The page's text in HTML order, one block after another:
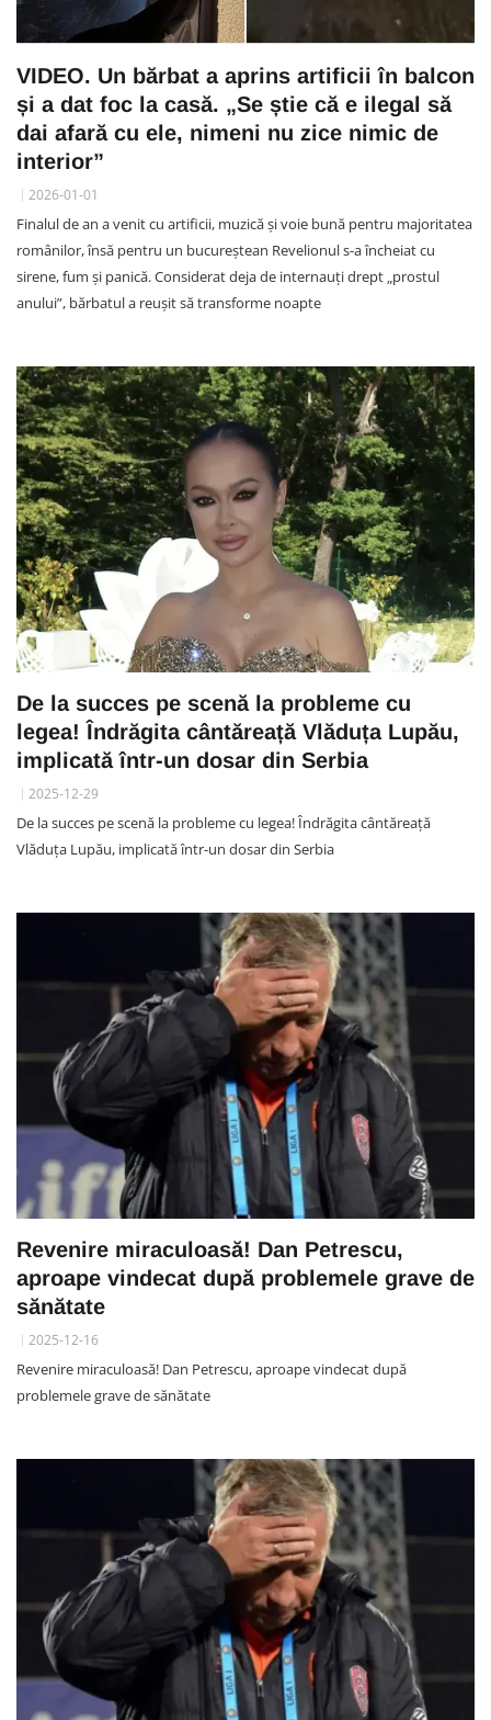
VIDEO. Un bărbat a aprins artificii în balcon
și a dat foc la casă. „Se știe că e ilegal să
dai afară cu ele, nimeni nu zice nimic de
interior”
2026-01-01
Finalul de an a venit cu artificii, muzică și voie bună pentru majoritatea
românilor, însă pentru un bucureștean Revelionul s-a încheiat cu
sirene, fum și panică. Considerat deja de internauți drept „prostul
anului”, bărbatul a reușit să transforme noapte
De la succes pe scenă la probleme cu
legea! Îndrăgita cântăreață Vlăduța Lupău,
implicată într-un dosar din Serbia
2025-12-29
De la succes pe scenă la probleme cu legea! Îndrăgita cântăreață
Vlăduța Lupău, implicată într-un dosar din Serbia
Revenire miraculoasă! Dan Petrescu,
aproape vindecat după problemele grave de
sănătate
2025-12-16
Revenire miraculoasă! Dan Petrescu, aproape vindecat după
problemele grave de sănătate